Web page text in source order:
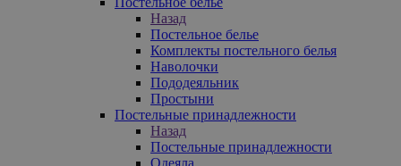
Назад
Постельное белье
Комплекты постельного белья
Наволочки
Пододеяльник
Простыни
Постельные принадлежности
Назад
Постельные принадлежности
Одеяла